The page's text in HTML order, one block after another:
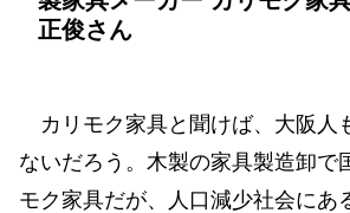
正俊さん
カリモク家具と聞けば、大阪人
ないだろう。木製の家具製造卸で
モク家具だが、人口減少社会にあ